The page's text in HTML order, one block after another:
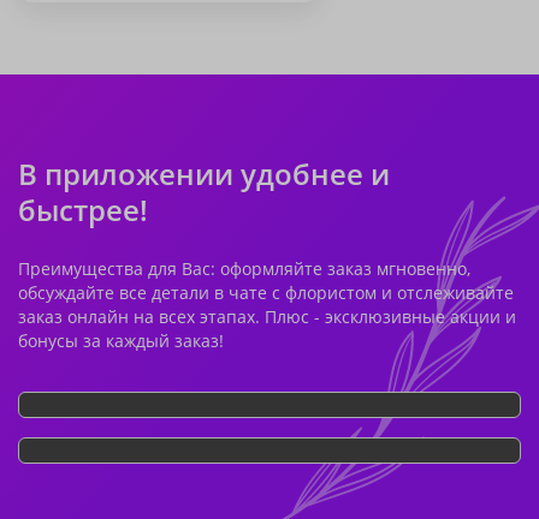
В приложении удобнее и
быстрее!
Преимущества для Вас: оформляйте заказ мгновенно,
обсуждайте все детали в чате с флористом и отслеживайте
заказ онлайн на всех этапах. Плюс - эксклюзивные акции и
бонусы за каждый заказ!